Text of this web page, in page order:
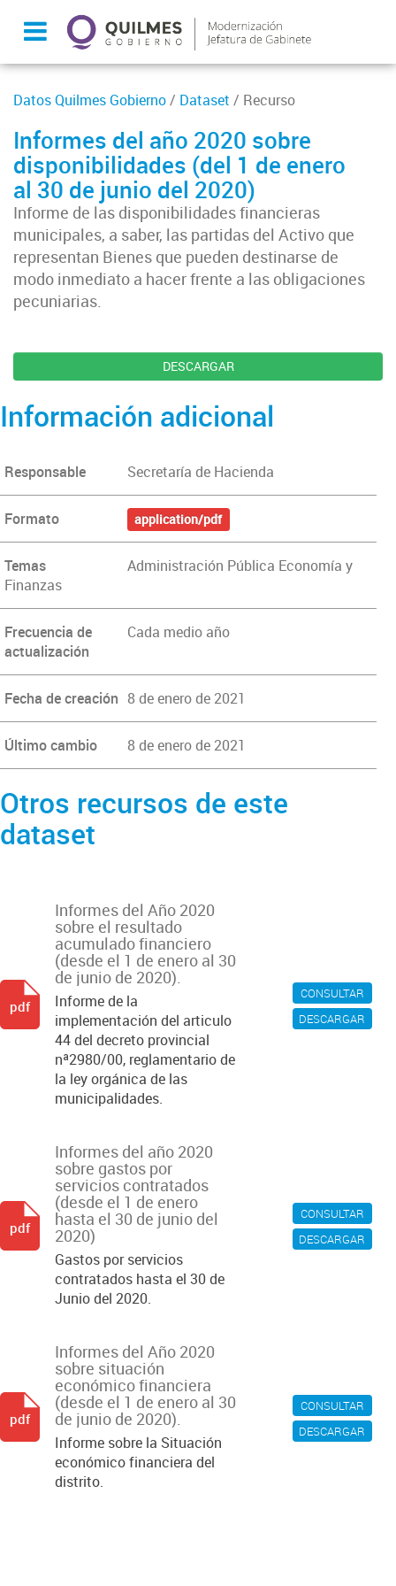
Datos Quilmes Gobierno/ Dataset / Recurso
Informes del año 2020 sobre
disponibilidades (del 1 de enero
al 30 de junio del 2020)
Informe de las disponibilidades financieras
municipales, a saber, las partidas del Activo que
representan Bienes que pueden destinarse de
modo inmediato a hacer frente a las obligaciones
pecuniarias.
DESCARGAR
Información adicional
Responsable Secretaría de Hacienda
Formato application/pdf
Temas
Administración Pública Economía y
Finanzas
Frecuencia de
actualización
Cada medio año
Fecha de creación 8 de enero de 2021
Último cambio 8 de enero de 2021
Otros recursos de este
dataset
CONSULTAR
DESCARGAR
Informes del Año 2020
sobre el resultado
acumulado financiero
(desde el 1 de enero al 30
de junio de 2020).
Informe de la
implementación del articulo
44 del decreto provincial
nª2980/00, reglamentario de
la ley orgánica de las
municipalidades.
pdf
CONSULTAR
DESCARGAR
Informes del año 2020
sobre gastos por
servicios contratados
(desde el 1 de enero
hasta el 30 de junio del
2020)
Gastos por servicios
contratados hasta el 30 de
Junio del 2020.
pdf
CONSULTAR
DESCARGAR
Informes del Año 2020
sobre situación
económico financiera
(desde el 1 de enero al 30
de junio de 2020).
Informe sobre la Situación
económico financiera del
distrito.
pdf